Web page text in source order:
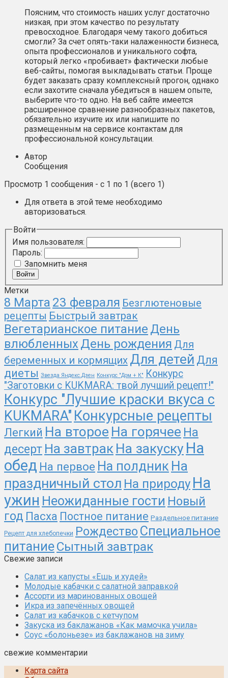
Поясним, что стоимость наших услуг достаточно
низкая, при этом качество по результату
превосходное. Благодаря чему такого добиться
смогли? За счет опять-таки налаженности бизнеса,
опыта профессионалов и уникального софта,
который легко «пробивает» фактически любые
веб-сайты, помогая выкладывать статьи. Проще
будет заказать сразу комплексный прогон, однако
если захотите сначала убедиться в нашем опыте,
выберите что-то одно. На веб сайте имеется
расширенное сравнение разнообразных пакетов,
обязательно изучите их или напишите по
размещенным на сервисе контактам для
профессиональной консультации.
Автор
Сообщения
Просмотр 1 сообщения - с 1 по 1 (всего 1)
Для ответа в этой теме необходимо
авторизоваться.
Войти
Имя пользователя:
Пароль:
Запомнить меня
Войти
Метки
8 Марта 23 февраля Безглютеновые
рецепты Быстрый завтрак
Вегетарианское питание День
влюбленных День рождения Для
беременных и кормящих Для детей Для
диеты Звезда Яндекс.Дзен Конкурс "Дом + К"
Конкурс
"Заготовки с KUKMARA: твой лучший рецепт!"
Конкурс "Лучшие краски вкуса с
KUKMARA" Конкурсные рецепты
Легкий На второе На горячее На
десерт На завтрак На закуску На
обед На первое На полдник На
праздничный стол На природу На
ужин Неожиданные гости Новый
год Пасха Постное питание Раздельное питание
Рецепт для хлебопечки Рождество Специальное
питаниеСытный завтрак
Свежие записи
Салат из капусты «Ешь и худей»
Молодые кабачки с салатной заправкой
Ассорти из маринованных овощей
Икра из запечённых овощей
Салат из кабачков с кетчупом
Закуска из баклажанов «Как мамочка учила»
Соус «болоньезе» из баклажанов на зиму
свежие комментарии
Карта сайта